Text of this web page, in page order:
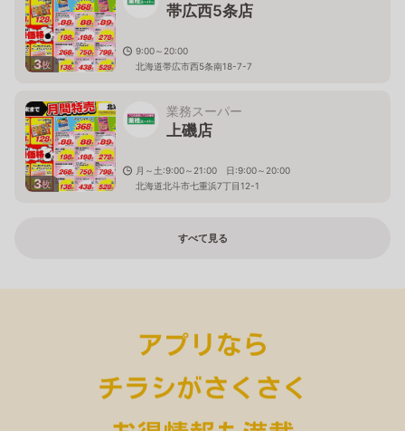
3枚
帯広西5条店
9:00～20:00
北海道帯広市西5条南18-7-7
3枚
業務スーパー
上磯店
月～土:9:00～21:00 日:9:00～20:00
北海道北斗市七重浜7丁目12-1
すべて見る